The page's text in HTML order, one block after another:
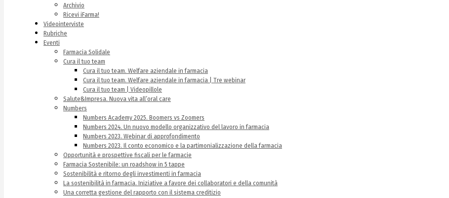
Archivio
Ricevi iFarma!
Videointerviste
Rubriche
Eventi
Farmacia Solidale
Cura il tuo team
Cura il tuo team. Welfare aziendale in farmacia
Cura il tuo team. Welfare aziendale in farmacia | Tre webinar
Cura il tuo team | Videopillole
Salute&Impresa. Nuova vita all’oral care
Numbers
Numbers Academy 2025. Boomers vs Zoomers
Numbers 2024. Un nuovo modello organizzativo del lavoro in farmacia
Numbers 2023. Webinar di approfondimento
Numbers 2023. Il conto economico e la partimonializzazione della farmacia
Opportunità e prospettive fiscali per le farmacie
Farmacia Sostenibile: un roadshow in 5 tappe
Sostenibilità e ritorno degli investimenti in farmacia
La sostenibilità in farmacia. Iniziative a favore dei collaboratori e della comunità
Una corretta gestione del rapporto con il sistema creditizio